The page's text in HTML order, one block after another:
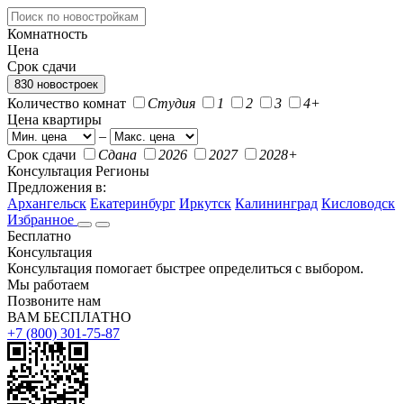
Комнатность
Цена
Срок сдачи
830 новостроек
Количество комнат Студия 1 2 3
4+
Цена квартиры
–
Срок сдачи
Сдана 2026 2027
2028+
Консультация Регионы
Предложения в:
Архангельск Екатеринбург Иркутск Калининград Кисловодск
Избранное
Бесплатно
Консультация
Консультация помогает быстрее определиться с выбором.
Мы работаем
Позвоните нам
ВАМ БЕСПЛАТНО
+7 (800) 301-75-87